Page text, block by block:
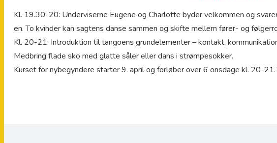
Kl. 19.30-20: Underviserne Eugene og Charlotte byder velkommen og
en. To kvinder kan sagtens danse sammen og skifte mellem fører- og
Kl. 20-21: Introduktion til tangoens grundelementer – kontakt,
Medbring flade sko med glatte såler eller dans i strømpesokker.
Kurset for nybegyndere starter 9. april og forløber over 6 onsdage kl. 20-